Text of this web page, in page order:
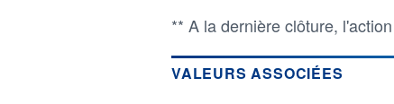
** A la dernière clôture,
VALEURS ASSOCIÉES